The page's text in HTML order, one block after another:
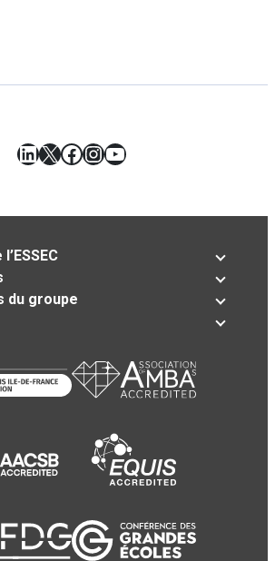
LinkedIn
X Facebook
Instagram
YouTube
du groupe